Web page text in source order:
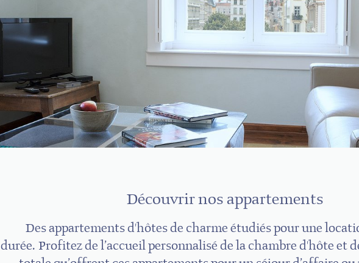
Découvrir nos appartements
Des appartements d'hôtes de charme étudiés pour une
durée. Profitez de l’accueil personnalisé de la chambre d'hôte et